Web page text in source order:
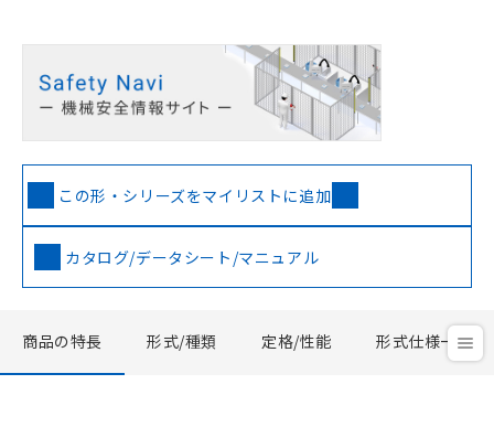
この形・シリーズをマイリストに追加
カタログ/データシート/マニュアル
商品の特長 形式/種類 定格/性能 形式仕様一覧